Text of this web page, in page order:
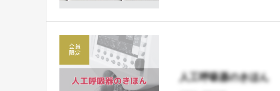
人工呼吸器のきほん